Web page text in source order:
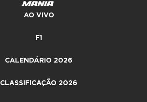
AO VIVO
F1
CALENDÁRIO 2026
CLASSIFICAÇÃO 2026